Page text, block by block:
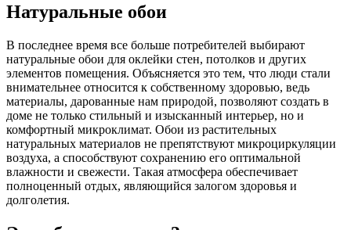
Натуральные обои
В последнее время все больше потребителей выбирают
натуральные обои для оклейки стен, потолков и других
элементов помещения. Объясняется это тем, что люди стали
внимательнее относится к собственному здоровью, ведь
материалы, дарованные нам природой, позволяют создать в
доме не только стильный и изысканный интерьер, но и
комфортный микроклимат. Обои из растительных
натуральных материалов не препятствуют микроциркуляции
воздуха, а способствуют сохранению его оптимальной
влажности и свежести. Такая атмосфера обеспечивает
полноценный отдых, являющийся залогом здоровья и
долголетия.